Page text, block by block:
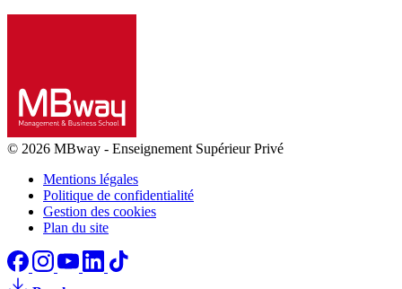
© 2026 MBway - Enseignement Supérieur Privé
Mentions légales
Politique de confidentialité
Gestion des cookies
Plan du site